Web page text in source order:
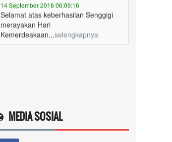
merayakan Hari
Kemerdeakaan...selengkapnya
MEDIA SOSIAL